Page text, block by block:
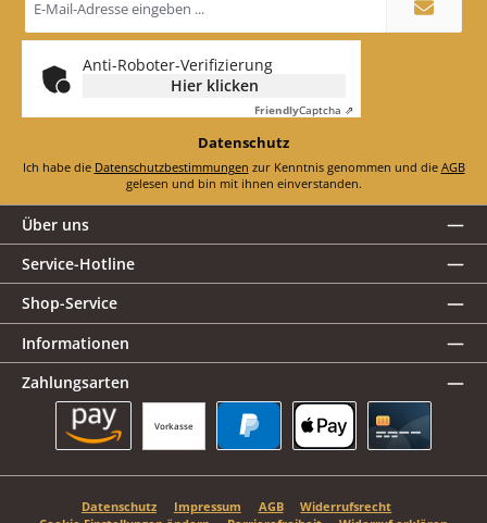
Mail-
Adresse
*
Anti-Roboter-Verifizierung
Hier klicken
FriendlyCaptcha ⇗
Datenschutz
Ich habe die Datenschutzbestimmungen zur Kenntnis genommen und die AGB
gelesen und bin mit ihnen einverstanden.
Über uns
Service-Hotline
Shop-Service
Informationen
Zahlungsarten
Vorkasse
Datenschutz Impressum AGB
Widerrufsrecht